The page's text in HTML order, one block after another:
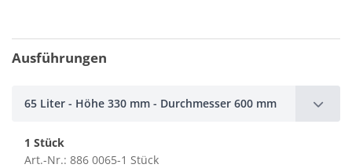
Ausführungen
65 Liter - Höhe 330 mm - Durchmesser 600 mm
1 Stück
Art.-Nr.: 886 0065-1 Stück